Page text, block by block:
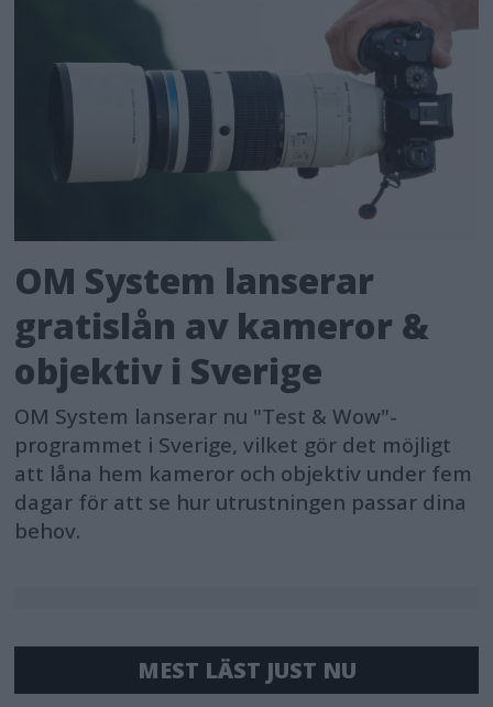
OM System lanserar
gratislån av kameror &
objektiv i Sverige
OM System lanserar nu "Test & Wow"-
programmet i Sverige, vilket gör det möjligt
att låna hem kameror och objektiv under fem
dagar för att se hur utrustningen passar dina
behov.
MEST LÄST JUST NU